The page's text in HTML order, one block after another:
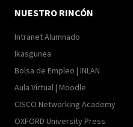
NUESTRO RINCÓN
Intranet Alumnado
Ikasgunea
Bolsa de Empleo | INLAN
Aula Virtual | Moodle
CISCO Networking Academy
OXFORD University Press